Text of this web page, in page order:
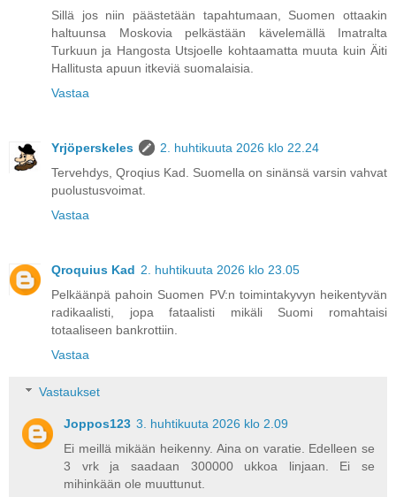
Sillä jos niin päästetään tapahtumaan, Suomen ottaakin
haltuunsa Moskovia pelkästään kävelemällä Imatralta
Turkuun ja Hangosta Utsjoelle kohtaamatta muuta kuin Äiti
Hallitusta apuun itkeviä suomalaisia.
Vastaa
Yrjöperskeles
2. huhtikuuta 2026 klo 22.24
Tervehdys, Qroqius Kad. Suomella on sinänsä varsin vahvat
puolustusvoimat.
Vastaa
Qroquius Kad 2. huhtikuuta 2026 klo 23.05
Pelkäänpä pahoin Suomen PV:n toimintakyvyn heikentyvän
radikaalisti, jopa fataalisti mikäli Suomi romahtaisi
totaaliseen bankrottiin.
Vastaa
Vastaukset
Joppos123 3. huhtikuuta 2026 klo 2.09
Ei meillä mikään heikenny. Aina on varatie. Edelleen se
3 vrk ja saadaan 300000 ukkoa linjaan. Ei se
mihinkään ole muuttunut.